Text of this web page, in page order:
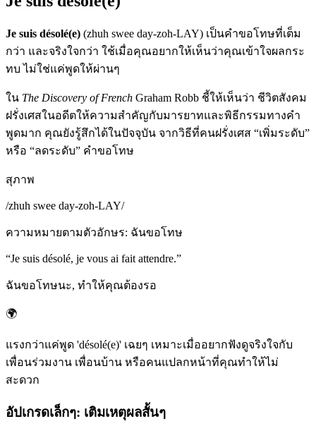
Je suis désolé(e) (zhuh swee day-zoh-LAY) เป็นคำขอโทษที่เต็ม
กว่า และจริงใจกว่า ใช้เมื่อคุณอยากให้เห็นว่าคุณเข้าใจผลกระ
ทบ ไม่ใช่แค่พูดให้ผ่านๆ
ใน The Discovery of French Graham Robb ชี้ให้เห็นว่า ชีวิตสังคม
ฝรั่งเศสในอดีตให้ความสำคัญกับมารยาทและพิธีกรรมทางคำ
พูดมาก คุณยังรู้สึกได้ในปัจจุบัน จากวิธีที่คนฝรั่งเศส “เพิ่มระดับ”
หรือ “ลดระดับ” คำขอโทษ
สุภาพ
/zhuh swee day-zoh-LAY/
ความหมายตามตัวอักษร: ฉันขอโทษ
“Je suis désolé, je vous ai fait attendre.”
ฉันขอโทษนะ, ทำให้คุณต้องรอ
🌍
แรงกว่าแค่พูด 'désolé(e)' เฉยๆ เหมาะเมื่ออยากฟังดูจริงใจกับ
เพื่อนร่วมงาน เพื่อนบ้าน หรือคนแปลกหน้าที่คุณทำให้ไม่
สะดวก
อัปเกรดเล็กๆ: เติมเหตุผลสั้นๆ